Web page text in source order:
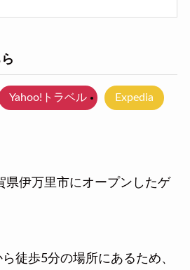
Yahoo!トラベル Expedia
県伊万里市にオープンしたゲ
徒歩5分の場所にあるため、